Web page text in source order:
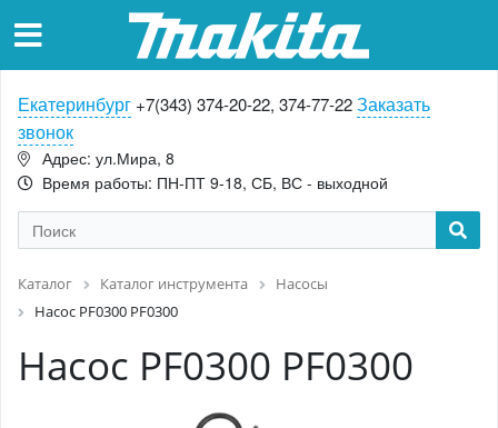
Екатеринбург +7(343) 374-20-22, 374-77-22Заказать
звонок
Адрес: ул.Мира, 8
Время работы: ПН-ПТ 9-18, СБ, ВС - выходной
Каталог Каталог инструмента
Насосы
Насос PF0300 PF0300
Насос PF0300 PF0300